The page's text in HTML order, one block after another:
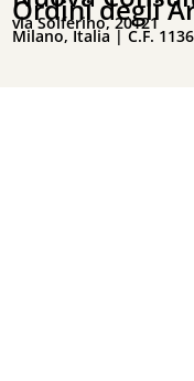
Ordini degli
via Solferino, 20121
Milano, Italia | C.F.